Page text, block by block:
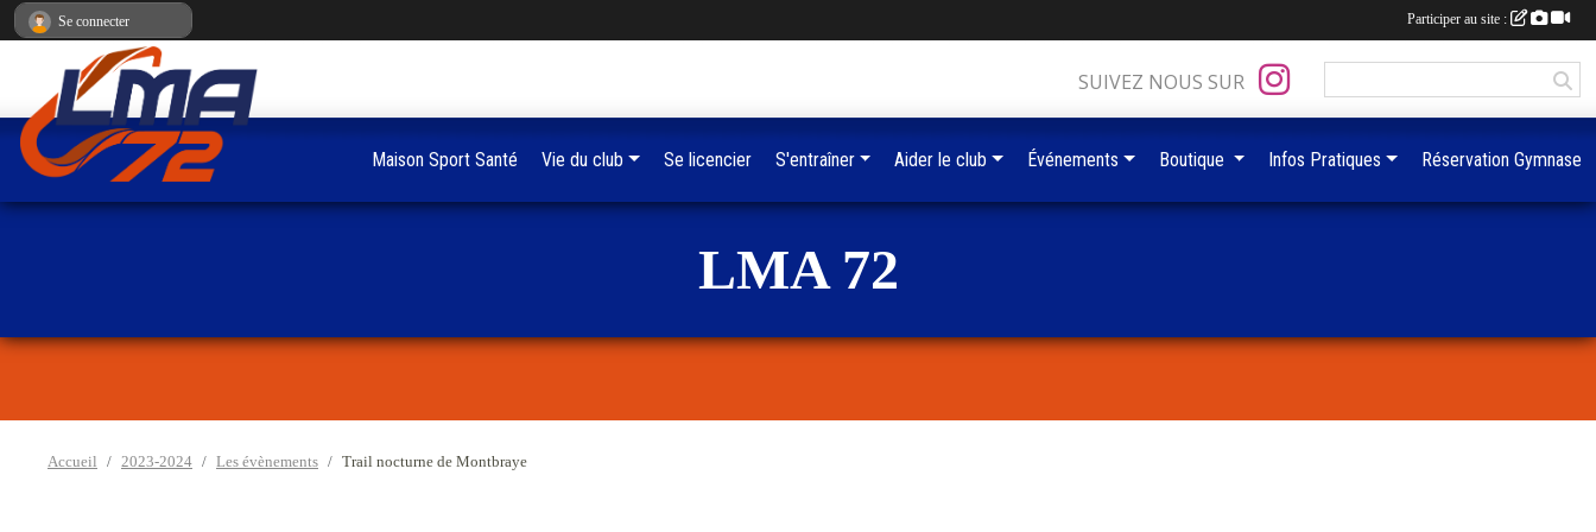
LMA 72
Accueil 2023-2024 Les évènements Trail nocturne de Montbraye
SUIVEZ NOUS SUR
Maison Sport Santé Vie du club Se licencier S'entraîner Aider le club Événements Boutique Infos Pratiques Réservation Gymnase
Se connecter Participer au site :
Panneau de gestion des cookies